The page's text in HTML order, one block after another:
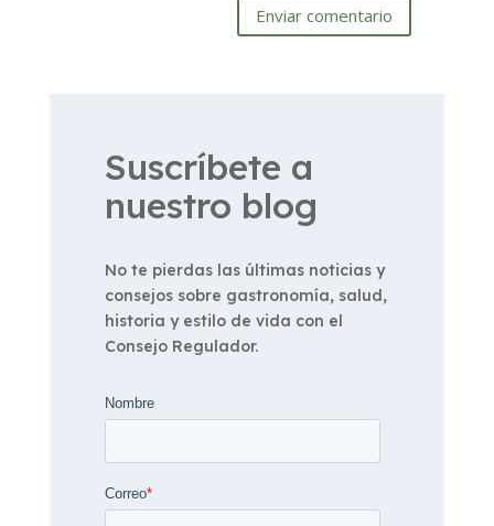
Enviar comentario
Suscríbete a
nuestro blog
No te pierdas las últimas noticias y
consejos sobre gastronomía, salud,
historia y estilo de vida con el
Consejo Regulador.